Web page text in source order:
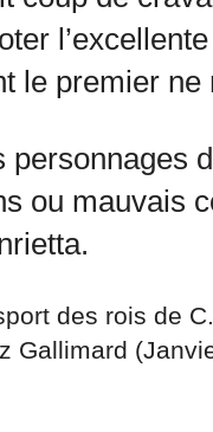
le premier
personnages
ou mauvais
des rois de
Gallimard